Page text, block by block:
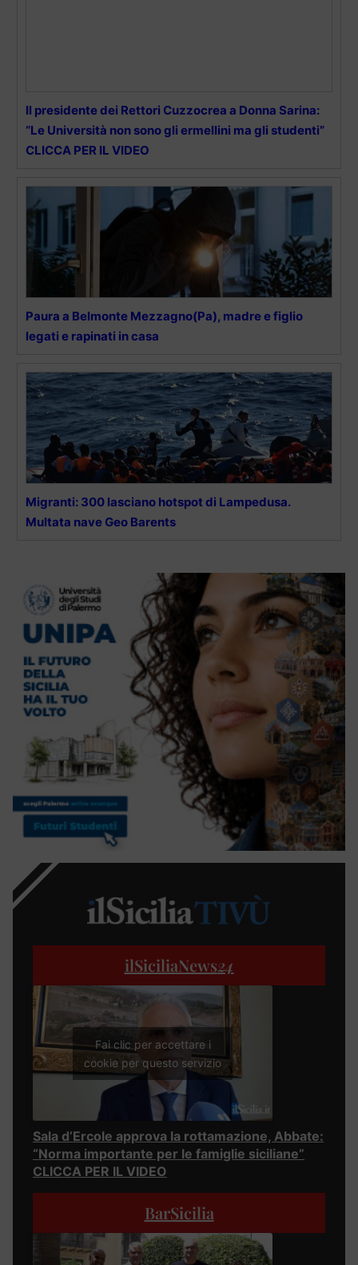
Il presidente dei Rettori Cuzzocrea a Donna Sarina:
“Le Università non sono gli ermellini ma gli studenti”
CLICCA PER IL VIDEO
Paura a Belmonte Mezzagno(Pa), madre e figlio
legati e rapinati in casa
Migranti: 300 lasciano hotspot di Lampedusa.
Multata nave Geo Barents
ilSiciliaNews24
Fai clic per accettare i
cookie per questo servizio
Sala d’Ercole approva la rottamazione, Abbate:
“Norma importante per le famiglie siciliane”
CLICCA PER IL VIDEO
BarSicilia